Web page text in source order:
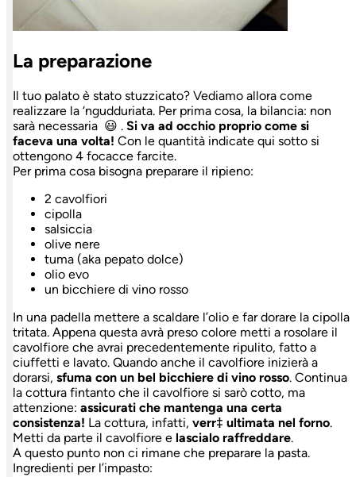
La preparazione
Il tuo palato è stato stuzzicato? Vediamo allora come
realizzare la ‘ngudduriata. Per prima cosa, la bilancia: non
sarà necessaria 😃 . Si va ad occhio proprio come si
faceva una volta! Con le quantità indicate qui sotto si
ottengono 4 focacce farcite.
Per prima cosa bisogna preparare il ripieno:
2 cavolfiori
cipolla
salsiccia
olive nere
tuma (aka pepato dolce)
olio evo
un bicchiere di vino rosso
In una padella mettere a scaldare l’olio e far dorare la cipolla
tritata. Appena questa avrà preso colore metti a rosolare il
cavolfiore che avrai precedentemente ripulito, fatto a
ciuffetti e lavato. Quando anche il cavolfiore inizierà a
dorarsi, sfuma con un bel bicchiere di vino rosso. Continua
la cottura fintanto che il cavolfiore si sarò cotto, ma
attenzione: assicurati che mantenga una certa
consistenza! La cottura, infatti, verr‡ ultimata nel forno.
Metti da parte il cavolfiore e lascialo raffreddare.
A questo punto non ci rimane che preparare la pasta.
Ingredienti per l’impasto: